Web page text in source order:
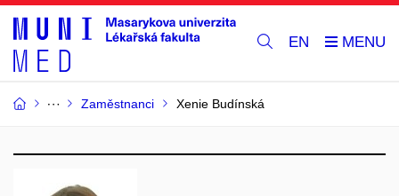
EN
Zaměstnanci Xenie Budínská